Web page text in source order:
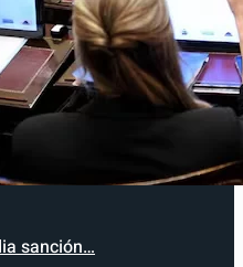
sanción…